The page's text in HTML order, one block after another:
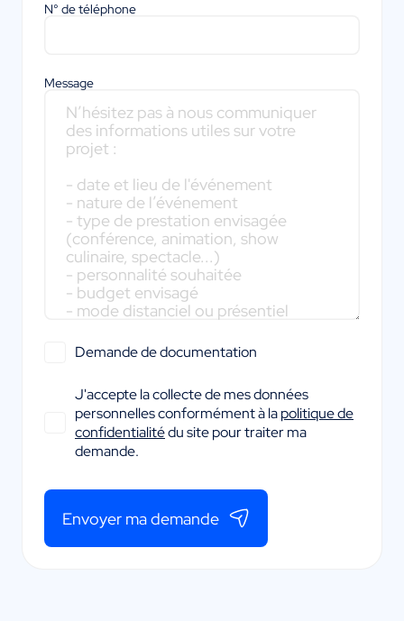
N° de téléphone
Message
Demande de documentation
J'accepte la collecte de mes données
personnelles conformément à lapolitique de
confidentialitédu site pour traiter ma
demande.
Envoyer ma demande